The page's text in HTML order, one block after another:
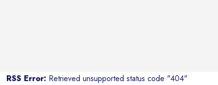
RSS Error: Retrieved unsupported status code "404"